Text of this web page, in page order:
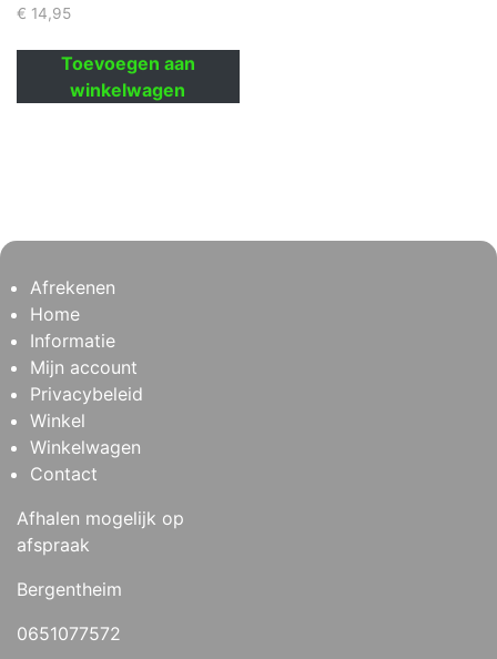
€ 14,95
Toevoegen aan
winkelwagen
Afrekenen
Home
Informatie
Mijn account
Privacybeleid
Winkel
Winkelwagen
Contact
Afhalen mogelijk op
afspraak
Bergentheim
0651077572